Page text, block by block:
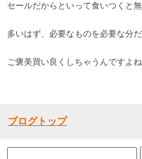
セールだからといって食いつくと
多いはず、必要なものを必要な分だ
ご褒美買い良くしちゃうんですよ
ブログトップ